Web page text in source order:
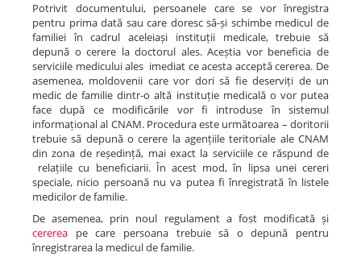
Potrivit documentului, persoanele care se vor înregistra
pentru prima dată sau care doresc să-și schimbe medicul de
familiei în cadrul aceleiași instituții medicale, trebuie să
depună o cerere la doctorul ales. Aceștia vor beneficia de
serviciile medicului ales imediat ce acesta acceptă cererea. De
asemenea, moldovenii care vor dori să fie deserviți de un
medic de familie dintr-o altă instituție medicală o vor putea
face după ce modificările vor fi introduse în sistemul
informațional al CNAM. Procedura este următoarea – doritorii
trebuie să depună o cerere la agențiile teritoriale ale CNAM
din zona de reședință, mai exact la serviciile ce răspund de
relațiile cu beneficiarii. În acest mod, în lipsa unei cereri
speciale, nicio persoană nu va putea fi înregistrată în listele
medicilor de familie.
De asemenea, prin noul regulament a fost modificată și
cererea pe care persoana trebuie să o depună pentru
înregistrarea la medicul de familie.